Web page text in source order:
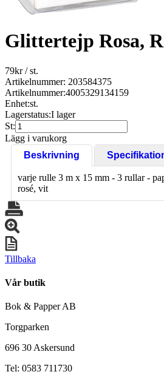
Glittertejp Rosa,
79kr/ st.
Artikelnummer: 203584375
Artikelnummer:4005329134159
Enhet:st.
Lagerstatus:I lager
St:
Lägg i varukorg
Beskrivning
varje rulle 3 m x 15 mm - 3 rullar -
rosé, vit
Tillbaka
Vår butik
Bok & Papper AB
Torgparken
696 30 Askersund
Tel: 0583 711730